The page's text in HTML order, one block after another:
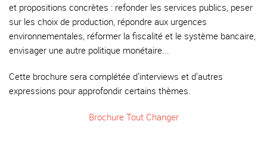
et propositions concrètes : refonder les services publics, peser
sur les choix de production, répondre aux urgences
environnementales, réformer la fiscalité et le système bancaire,
envisager une autre politique monétaire...
Cette brochure sera complétée d’interviews et d’autres
expressions pour approfondir certains thèmes.
Brochure Tout Changer